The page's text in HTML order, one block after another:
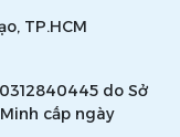
TP.HCM
do Sở
cấp ngày